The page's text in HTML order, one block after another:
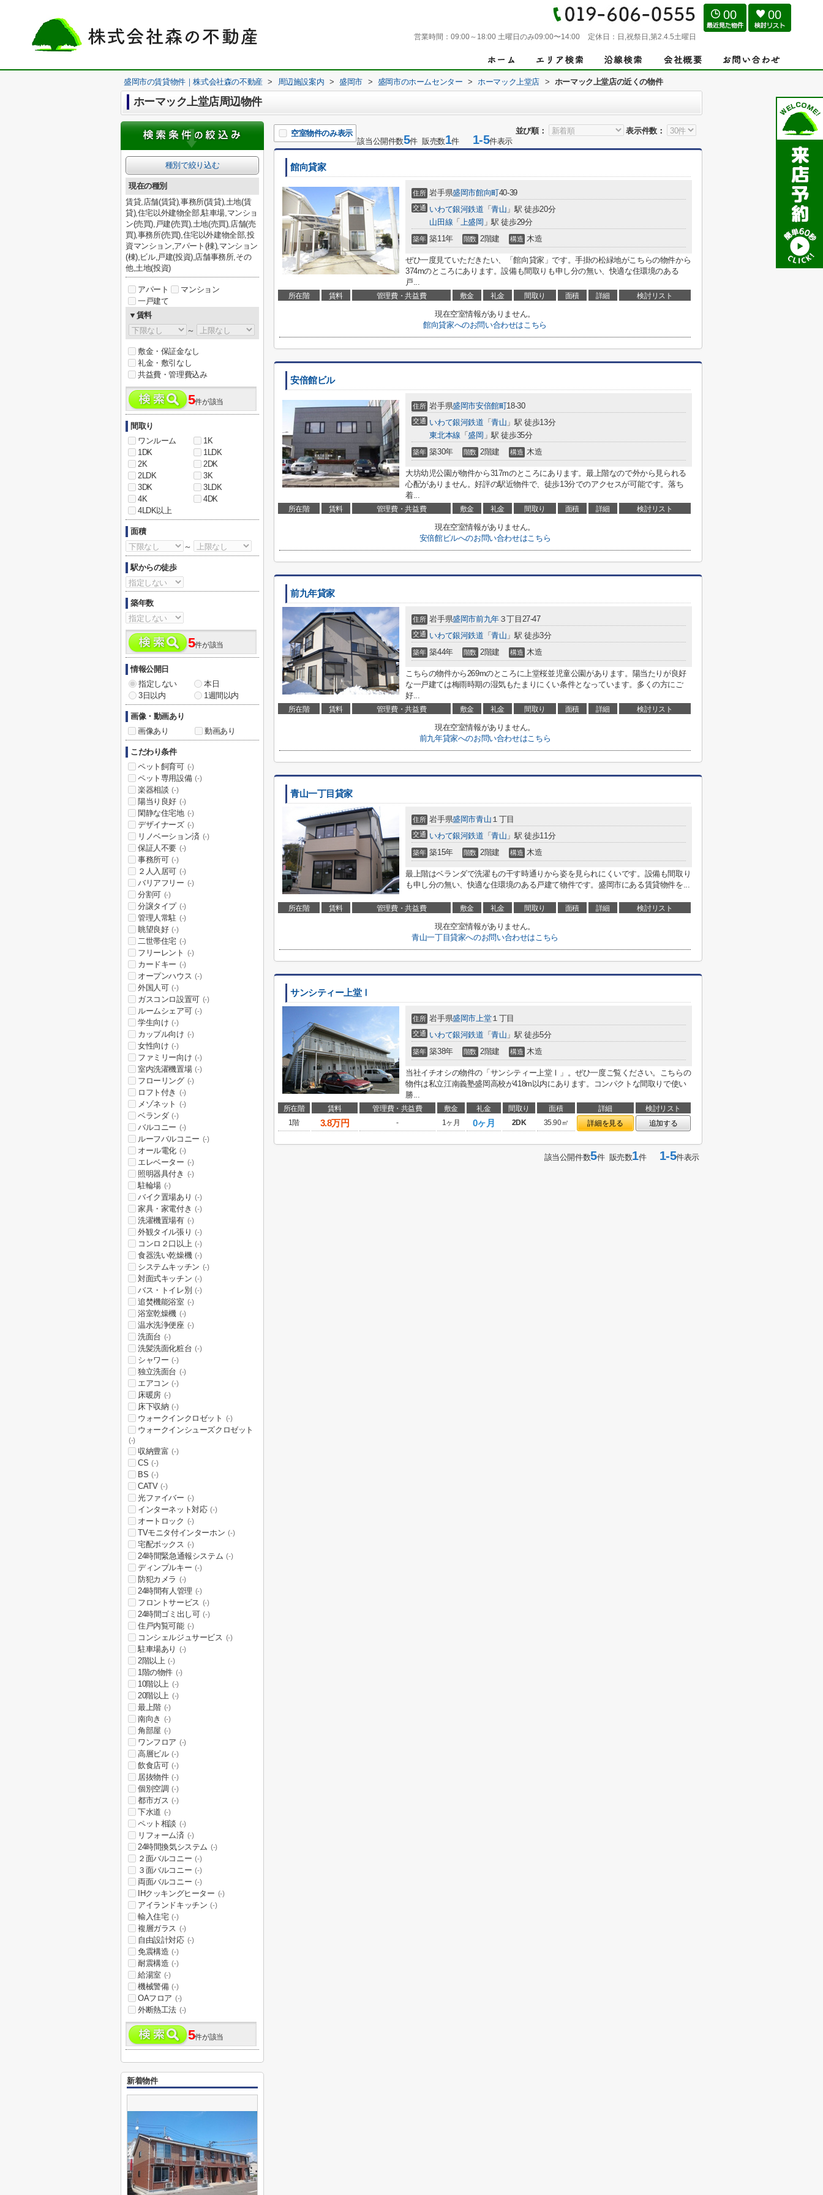
営業時間： 09:00～18:00 土曜日のみ09:00〜14:00 定休日： 日,祝祭日,第2.4.5土曜日
00 00
盛岡市の賃貸物件｜株式会社森の不動産 > 周辺施設案内 > 盛岡市 > 盛岡市のホームセンター > ホーマック上堂店 > ホーマック上堂店の近くの物件
ホーマック上堂店周辺物件
並び順： 表示件数：
空室物件のみ表示
該当公開件数5件 販売数1件 1-5件表示
館向貸家
住所 岩手県盛岡市館向町40-39
交通 いわて銀河鉄道 「青山 」駅 徒歩20分
山田線 「 上盛岡 」駅 徒歩29分
築年 築11年 階数 2階建 構造 木造
ぜひ一度見ていただきたい、「館向貸家」です。手掛の松緑地がこちらの物件から
374mのところにあります。設備も間取りも申し分の無い、快適な住環境のある
戸...
所在階 賃料 管理費・共益費 敷金 礼金 間取り 面積 詳細 検討リスト
現在空室情報がありません。
館向貸家へのお問い合わせはこちら
安倍館ビル
住所 岩手県盛岡市安倍館町18-30
交通 いわて銀河鉄道 「青山 」駅 徒歩13分
東北本線 「盛岡 」駅 徒歩35分
築年 築30年 階数 2階建 構造 木造
大坊幼児公園が物件から317mのところにあります。最上階なので外から見られる
心配がありません。好評の駅近物件で、徒歩13分でのアクセスが可能です。落ち
着...
所在階 賃料 管理費・共益費 敷金 礼金 間取り 面積 詳細 検討リスト
現在空室情報がありません。
安倍館ビルへのお問い合わせはこちら
前九年貸家
住所 岩手県盛岡市前九年３丁目27-47
交通 いわて銀河鉄道 「青山 」駅 徒歩3分
築年 築44年 階数 2階建 構造 木造
こちらの物件から269mのところに上堂桜並児童公園があります。陽当たりが良好
な一戸建ては梅雨時期の湿気もたまりにくい条件となっています。多くの方にご
好...
所在階 賃料 管理費・共益費 敷金 礼金 間取り 面積 詳細 検討リスト
現在空室情報がありません。
前九年貸家へのお問い合わせはこちら
青山一丁目貸家
住所 岩手県盛岡市青山 １丁目
交通 いわて銀河鉄道 「青山 」駅 徒歩11分
築年 築15年 階数 2階建 構造 木造
最上階はベランダで洗濯もの干す時通りから姿を見られにくいです。設備も間取り
も申し分の無い、快適な住環境のある戸建て物件です。盛岡市にある賃貸物件を...
所在階 賃料 管理費・共益費 敷金 礼金 間取り 面積 詳細 検討リスト
現在空室情報がありません。
青山一丁目貸家へのお問い合わせはこちら
サンシティー上堂Ⅰ
住所 岩手県盛岡市上堂１丁目
交通 いわて銀河鉄道 「青山 」駅 徒歩5分
築年 築38年 階数 2階建 構造 木造
当社イチオシの物件の「サンシティー上堂Ⅰ」。ぜひ一度ご覧ください。こちらの
物件は私立江南義塾盛岡高校が418m以内にあります。コンパクトな間取りで使い
勝...
所在階 賃料 管理費・共益費 敷金 礼金 間取り 面積 詳細
検討リスト
1階
3.8万円 - 1ヶ月 0ヶ月 2DK 35.90㎡ 詳細を見る 追加する
該当公開件数5件 販売数1件1-5件表示
種別で絞り込む
現在の種別
賃貸,店舗(賃貸),事務所(賃貸),土地(賃
貸),住宅以外建物全部,駐車場,マンショ
ン(売買),戸建(売買),土地(売買),店舗(売
買),事務所(売買),住宅以外建物全部,投
資マンション,アパート(棟),マンション
(棟),ビル,戸建(投資),店舗事務所,その
他,土地(投資)
アパート
マンション
一戸建て
▼賃料
～
敷金・保証金なし
礼金・敷引なし
共益費・管理費込み
5件が該当
間取り
ワンルーム
1K
1DK
1LDK
2K
2DK
2LDK
3K
3DK
3LDK
4K
4DK
4LDK以上
面積
～
駅からの徒歩
築年数
5件が該当
情報公開日
指定しない
本日
3日以内
1週間以内
画像・動画あり
画像あり
動画あり
こだわり条件
ペット飼育可 (-)
ペット専用設備 (-)
楽器相談 (-)
陽当り良好 (-)
閑静な住宅地 (-)
デザイナーズ (-)
リノベーション済 (-)
保証人不要 (-)
事務所可 (-)
２人入居可 (-)
バリアフリー (-)
分割可 (-)
分譲タイプ (-)
管理人常駐 (-)
眺望良好 (-)
二世帯住宅 (-)
フリーレント (-)
カードキー (-)
オープンハウス (-)
外国人可 (-)
ガスコンロ設置可 (-)
ルームシェア可 (-)
学生向け (-)
カップル向け (-)
女性向け (-)
ファミリー向け (-)
室内洗濯機置場 (-)
フローリング (-)
ロフト付き (-)
メゾネット (-)
ベランダ (-)
バルコニー (-)
ルーフバルコニー (-)
オール電化 (-)
エレベーター (-)
照明器具付き (-)
駐輪場 (-)
バイク置場あり (-)
家具・家電付き (-)
洗濯機置場有 (-)
外観タイル張り (-)
コンロ２口以上 (-)
食器洗い乾燥機 (-)
システムキッチン (-)
対面式キッチン (-)
バス・トイレ別 (-)
追焚機能浴室 (-)
浴室乾燥機 (-)
温水洗浄便座 (-)
洗面台 (-)
洗髪洗面化粧台 (-)
シャワー (-)
独立洗面台 (-)
エアコン (-)
床暖房 (-)
床下収納 (-)
ウォークインクロゼット (-)
ウォークインシューズクロゼット
(-)
収納豊富 (-)
CS (-)
BS (-)
CATV (-)
光ファイバー (-)
インターネット対応 (-)
オートロック (-)
TVモニタ付インターホン (-)
宅配ボックス (-)
24時間緊急通報システム (-)
ディンプルキー (-)
防犯カメラ (-)
24時間有人管理 (-)
フロントサービス (-)
24時間ゴミ出し可 (-)
住戸内覧可能 (-)
コンシェルジュサービス (-)
駐車場あり (-)
2階以上 (-)
1階の物件 (-)
10階以上 (-)
20階以上 (-)
最上階 (-)
南向き (-)
角部屋 (-)
ワンフロア (-)
高層ビル (-)
飲食店可 (-)
居抜物件 (-)
個別空調 (-)
都市ガス (-)
下水道 (-)
ペット相談 (-)
リフォーム済 (-)
24時間換気システム (-)
２面バルコニー (-)
３面バルコニー (-)
両面バルコニー (-)
IHクッキングヒーター (-)
アイランドキッチン (-)
輸入住宅 (-)
複層ガラス (-)
自由設計対応 (-)
免震構造 (-)
耐震構造 (-)
給湯室 (-)
機械警備 (-)
OAフロア (-)
外断熱工法 (-)
5件が該当
新着物件